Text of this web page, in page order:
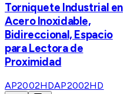
Torniquete Industrial en
Acero Inoxidable,
Bidireccional, Espacio
para Lectora de
Proximidad
AP2002HDAP2002HD